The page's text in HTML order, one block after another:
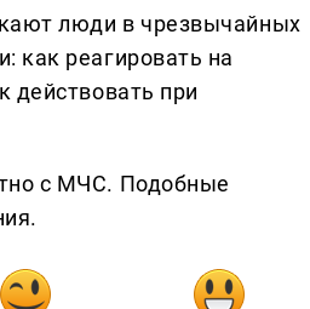
люди в чрезвычайных
как реагировать на
действовать при
с МЧС. Подобные